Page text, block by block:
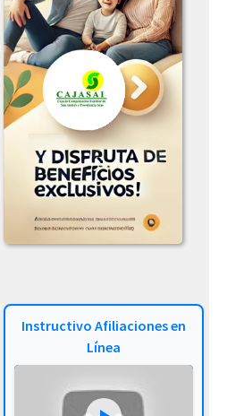
Instructivo Afiliaciones en
Línea